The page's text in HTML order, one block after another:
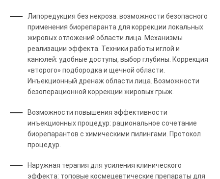
Липоредукция без некроза: возможности безопасного
применения биорепаранта для коррекции локальных
жировых отложений области лица. Механизмы
реализации эффекта. Техники работы иглой и
канюлей: удобные доступы, выбор глубины. Коррекция
«второго» подбородка и щечной области.
Инъекционный дренаж области лица. Возможности
безоперационной коррекции жировых грыж.
Возможности повышения эффективности
инъекционных процедур: рациональное сочетание
биорепарантов с химическими пилингами. Протокол
процедур.
Наружная терапия для усиления клинического
эффекта: топовые космецевтические препараты для